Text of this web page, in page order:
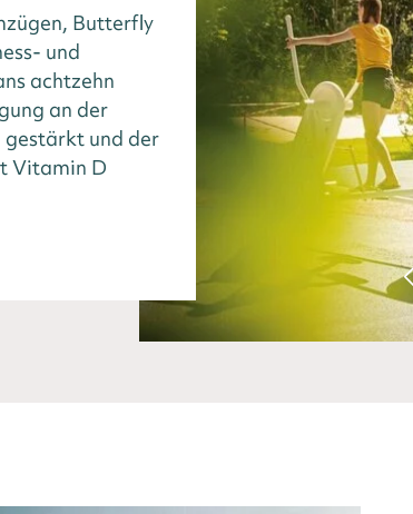
Butterfly
und
achtzehn
an der
und der
Vitamin D